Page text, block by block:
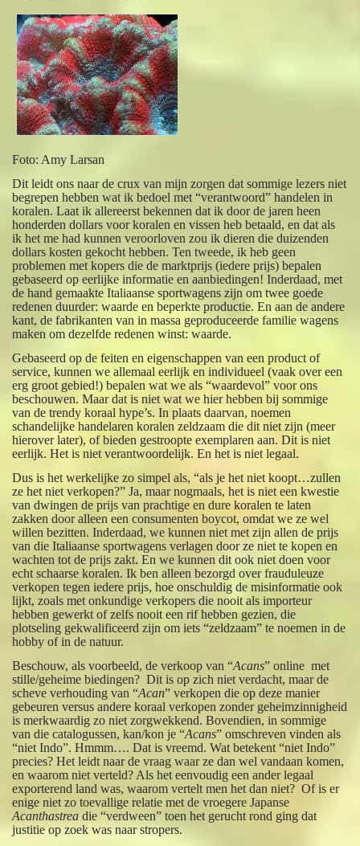
Foto: Amy Larsan
Dit leidt ons naar de crux van mijn zorgen dat sommige lezers niet
begrepen hebben wat ik bedoel met “verantwoord” handelen in
koralen. Laat ik allereerst bekennen dat ik door de jaren heen
honderden dollars voor koralen en vissen heb betaald, en dat als
ik het me had kunnen veroorloven zou ik dieren die duizenden
dollars kosten gekocht hebben. Ten tweede, ik heb geen
problemen met kopers die de marktprijs (iedere prijs) bepalen
gebaseerd op eerlijke informatie en aanbiedingen! Inderdaad, met
de hand gemaakte Italiaanse sportwagens zijn om twee goede
redenen duurder: waarde en beperkte productie. En aan de andere
kant, de fabrikanten van in massa geproduceerde familie wagens
maken om dezelfde redenen winst: waarde.
Gebaseerd op de feiten en eigenschappen van een product of
service, kunnen we allemaal eerlijk en individueel (vaak over een
erg groot gebied!) bepalen wat we als “waardevol” voor ons
beschouwen. Maar dat is niet wat we hier hebben bij sommige
van de trendy koraal hype’s. In plaats daarvan, noemen
schandelijke handelaren koralen zeldzaam die dit niet zijn (meer
hierover later), of bieden gestroopte exemplaren aan. Dit is niet
eerlijk. Het is niet verantwoordelijk. En het is niet legaal.
Dus is het werkelijke zo simpel als, “als je het niet koopt…zullen
ze het niet verkopen?” Ja, maar nogmaals, het is niet een kwestie
van dwingen de prijs van prachtige en dure koralen te laten
zakken door alleen een consumenten boycot, omdat we ze wel
willen bezitten. Inderdaad, we kunnen niet met zijn allen de prijs
van die Italiaanse sportwagens verlagen door ze niet te kopen en
wachten tot de prijs zakt. En we kunnen dit ook niet doen voor
echt schaarse koralen. Ik ben alleen bezorgd over frauduleuze
verkopen tegen iedere prijs, hoe onschuldig de misinformatie ook
lijkt, zoals met onkundige verkopers die nooit als importeur
hebben gewerkt of zelfs nooit een rif hebben gezien, die
plotseling gekwalificeerd zijn om iets “zeldzaam” te noemen in de
hobby of in de natuur.
Beschouw, als voorbeeld, de verkoop van “Acans” online met
stille/geheime biedingen? Dit is op zich niet verdacht, maar de
scheve verhouding van “Acan” verkopen die op deze manier
gebeuren versus andere koraal verkopen zonder geheimzinnigheid
is merkwaardig zo niet zorgwekkend. Bovendien, in sommige
van die catalogussen, kan/kon je “Acans” omschreven vinden als
“niet Indo”. Hmmm…. Dat is vreemd. Wat betekent “niet Indo”
precies? Het leidt naar de vraag waar ze dan wel vandaan komen,
en waarom niet verteld? Als het eenvoudig een ander legaal
exporterend land was, waarom vertelt men het dan niet? Of is er
enige niet zo toevallige relatie met de vroegere Japanse
Acanthastrea die “verdween” toen het gerucht rond ging dat
justitie op zoek was naar stropers.